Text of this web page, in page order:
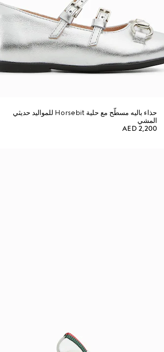
حذاء باليه مسطّح مع حلية Horsebit للمواليد حديثي
المشي
AED 2,200